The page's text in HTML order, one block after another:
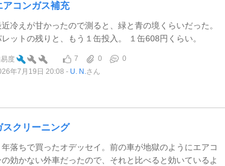
アコンガス補充
近冷えが甘かったので測ると、緑と青の境くらいだった。
レットの残りと、もう１缶投入。 １缶608円くらい。
度 7 0
0
年7月19日 20:08
U. N. さん
スクリーニング
年落ちで買ったオデッセイ。前の車が地獄のようにエアコ
の効かない外車だったので、それと比べると効いているよ